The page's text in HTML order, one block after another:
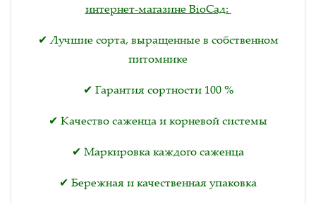
интернет-магазине BioСад:
✔ Лучшие сорта, выращенные в собственном
питомнике
✔ Гарантия сортности 100 %
✔ Качество саженца и корневой системы
✔ Маркировка каждого саженца
✔ Бережная и качественная упаковка